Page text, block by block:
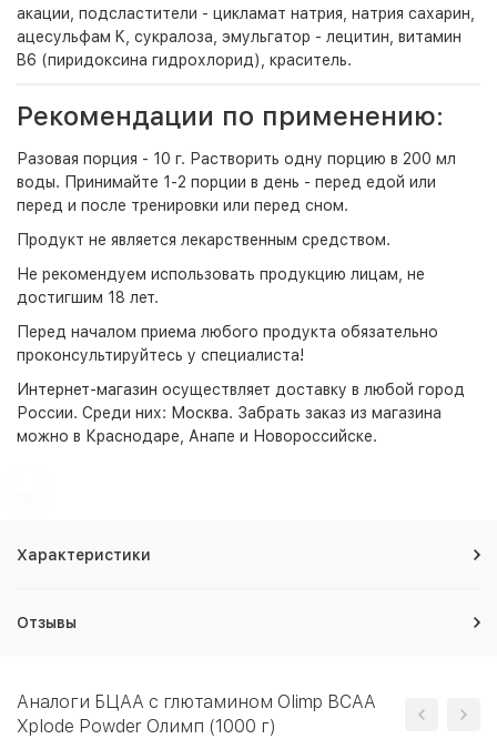
акации, подсластители - цикламат натрия, натрия сахарин,
ацесульфам K, сукралоза, эмульгатор - лецитин, витамин
B6 (пиридоксина гидрохлорид), краситель.
Рекомендации по применению:
Разовая порция - 10 г. Растворить одну порцию в 200 мл
воды. Принимайте 1-2 порции в день - перед едой или
перед и после тренировки или перед сном.
Продукт не является лекарственным средством.
Не рекомендуем использовать продукцию лицам, не
достигшим 18 лет.
Перед началом приема любого продукта обязательно
проконсультируйтесь у специалиста!
Интернет-магазин осуществляет доставку в любой город
России. Среди них: Москва. Забрать заказ из магазина
можно в Краснодаре, Анапе и Новороссийске.
Характеристики
Отзывы
Аналоги БЦАА с глютамином Olimp BCAA
Xplode Powder Олимп (1000 г)